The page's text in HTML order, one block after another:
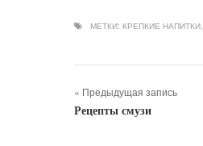
МЕТКИ: КРЕПКИЕ НАПИТКИ,
« Предыдущая запись
Рецепты смузи